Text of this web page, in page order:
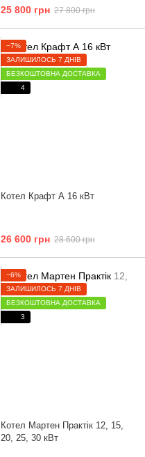
25 800 грн 27 800 грн
−7%
ЗАЛИШИЛОСЬ 7 ДНІВ
БЕЗКОШТОВНА ДОСТАВКА
4
Котел Крафт А 16 кВт
26 600 грн 28 600 грн
−6%
ЗАЛИШИЛОСЬ 7 ДНІВ
БЕЗКОШТОВНА ДОСТАВКА
3
Котел Мартен Практік 12, 15,
20, 25, 30 кВт